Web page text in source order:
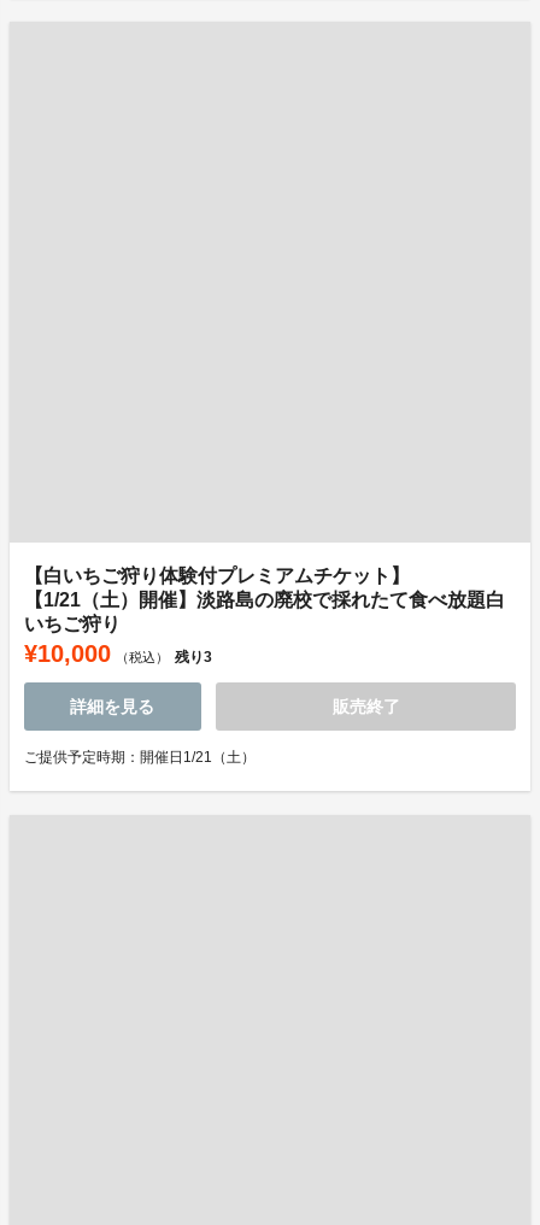
【白いちご狩り体験付プレミアムチケット】
【1/21（土）開催】淡路島の廃校で採れたて食べ放題白
いちご狩り
¥10,000 （税込） 残り3
詳細を見る 販売終了
ご提供予定時期：開催日1/21（土）